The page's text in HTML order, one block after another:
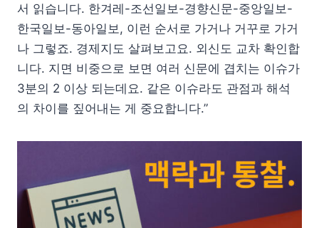
서 읽습니다. 한겨레-조선일보-경향신문-중앙일보-
한국일보-동아일보, 이런 순서로 가거나 거꾸로 가거
나 그렇죠. 경제지도 살펴보고요. 외신도 교차 확인합
니다. 지면 비중으로 보면 여러 신문에 겹치는 이슈가
3분의 2 이상 되는데요. 같은 이슈라도 관점과 해석
의 차이를 짚어내는 게 중요합니다.”